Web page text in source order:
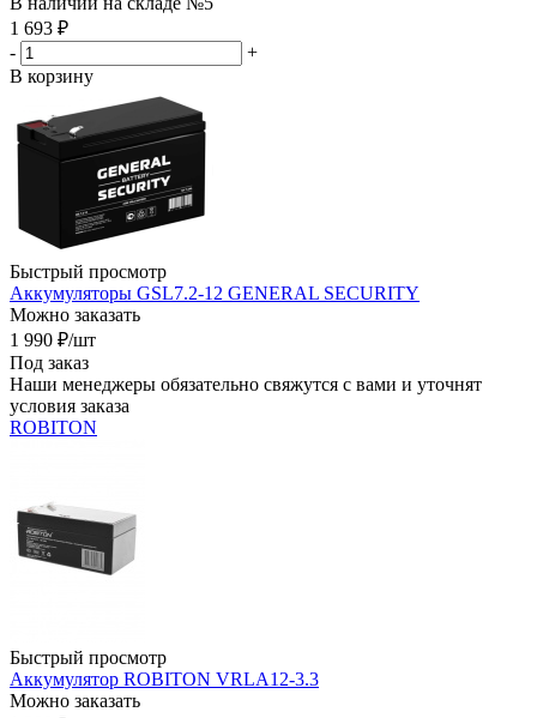
1 693 ₽
-
+
В корзину
Быстрый просмотр
Аккумуляторы GSL7.2-12 GENERAL SECURITY
Можно заказать
1 990 ₽/шт
Под заказ
Наши менеджеры обязательно свяжутся с вами и уточнят
условия заказа
ROBITON
Быстрый просмотр
Аккумулятор ROBITON VRLA12-3.3
Можно заказать